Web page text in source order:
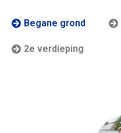
Begane grond
2e verdieping